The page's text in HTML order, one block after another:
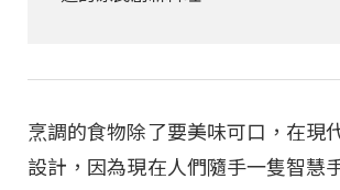
烹調的食物除了要美味可口，在現
設計，因為現在人們隨手一隻智慧